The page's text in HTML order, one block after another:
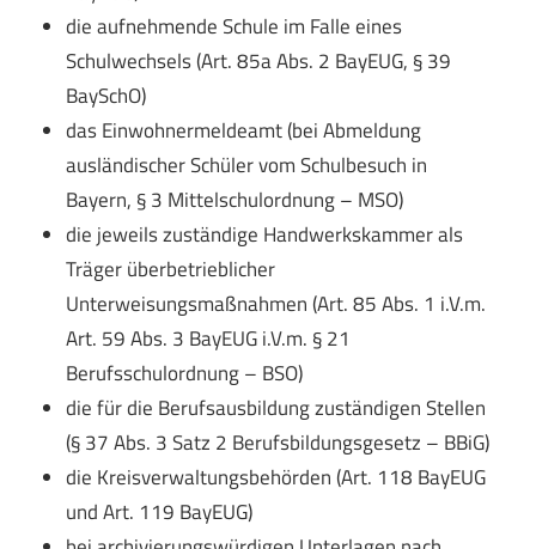
die aufnehmende Schule im Falle eines
Schulwechsels (Art. 85a Abs. 2 BayEUG, § 39
BaySchO)
das Einwohnermeldeamt (bei Abmeldung
ausländischer Schüler vom Schulbesuch in
Bayern, § 3 Mittelschulordnung – MSO)
die jeweils zuständige Handwerkskammer als
Träger überbetrieblicher
Unterweisungsmaßnahmen (Art. 85 Abs. 1 i.V.m.
Art. 59 Abs. 3 BayEUG i.V.m. § 21
Berufsschulordnung – BSO)
die für die Berufsausbildung zuständigen Stellen
(§ 37 Abs. 3 Satz 2 Berufsbildungsgesetz – BBiG)
die Kreisverwaltungsbehörden (Art. 118 BayEUG
und Art. 119 BayEUG)